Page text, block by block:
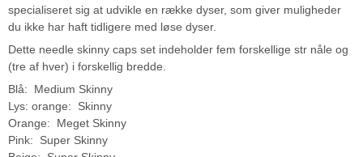
specialiseret sig at udvikle en række dyser, som giver muligheder
du ikke har haft tidligere med løse dyser.
Dette needle skinny caps set indeholder fem forskellige str nåle og
(tre af hver) i forskellig bredde.
Blå: Medium Skinny
Lys: orange: Skinny
Orange: Meget Skinny
Pink: Super Skinny